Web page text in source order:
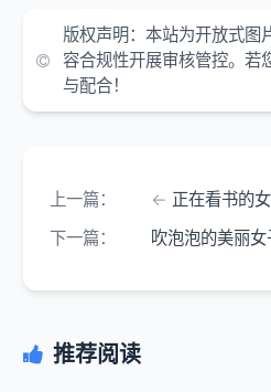
版权声明：本站为开放式图
容合规性开展审核管控。
与配合！
上一篇：
正在看书的
下一篇：
吹泡泡的美丽女
推荐阅读